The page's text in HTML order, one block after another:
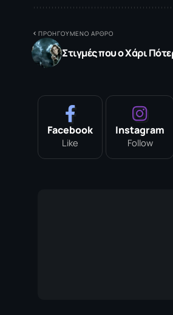
ΠΡΟΗΓΟΥΜΕΝΟ ΑΡΘΡΟ
Στιγμές που ο Χάρι
Facebook
Like
Instagram
Follow